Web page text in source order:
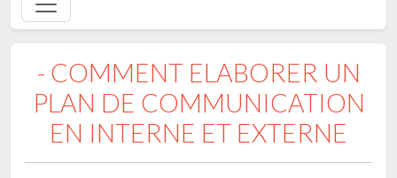
- COMMENT ELABORER UN
PLAN DE COMMUNICATION
EN INTERNE ET EXTERNE